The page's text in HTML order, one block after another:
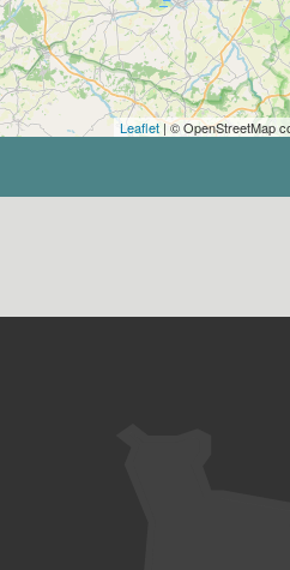
Leaflet | © OpenStreetMap